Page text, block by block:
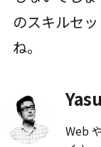
のスキルセ
ね。
Web